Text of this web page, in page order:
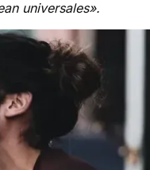
universales».